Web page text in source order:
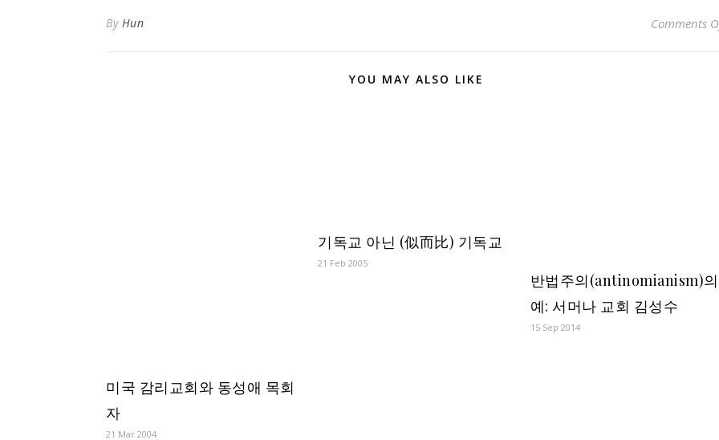
By Hun Comments
YOU MAY ALSO LIKE
미국 감리교회와 동성애 목회
자
21 Mar 2004
기독교 아닌 (似而比) 기독교
21 Feb 2005
반법주의(antinomianism)의
예: 서머나 교회 김성수
15 Sep 2014